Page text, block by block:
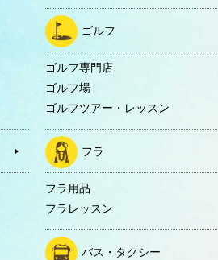
ゴルフ
ゴルフ専門店
ゴルフ場
ゴルフツアー・レッスン
フラ
フラ用品
フラレッスン
バス・タクシー